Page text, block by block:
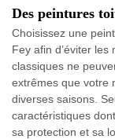
Des peintures
Choisissez une
Fey afin d’éviter
classiques ne
extrêmes que votre
diverses saisons.
caractéristiques
sa protection et sa